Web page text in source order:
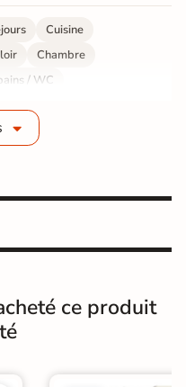
Cuisine
Chambre
/ WC
ce produit